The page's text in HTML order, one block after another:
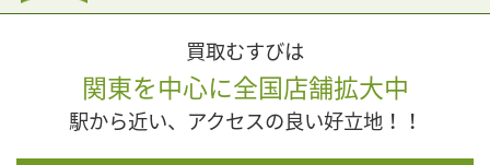
買取むすびは
関東を中心に全国店舗拡大中
駅から近い、アクセスの良い好立地！！